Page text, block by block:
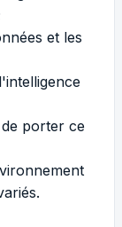
et les
porter ce